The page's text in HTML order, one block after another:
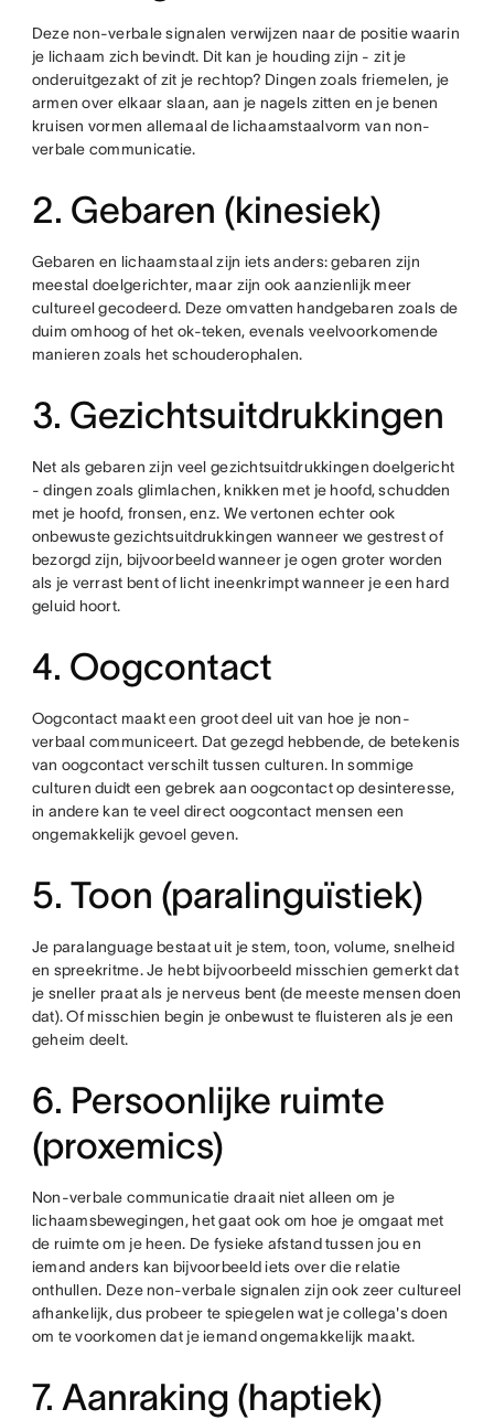
Deze non-verbale signalen verwijzen naar de positie waarin
je lichaam zich bevindt. Dit kan je houding zijn - zit je
onderuitgezakt of zit je rechtop? Dingen zoals friemelen, je
armen over elkaar slaan, aan je nagels zitten en je benen
kruisen vormen allemaal de lichaamstaalvorm van non-
verbale communicatie.
2. Gebaren (kinesiek)
Gebaren en lichaamstaal zijn iets anders: gebaren zijn
meestal doelgerichter, maar zijn ook aanzienlijk meer
cultureel gecodeerd. Deze omvatten handgebaren zoals de
duim omhoog of het ok-teken, evenals veelvoorkomende
manieren zoals het schouderophalen.
3. Gezichtsuitdrukkingen
Net als gebaren zijn veel gezichtsuitdrukkingen doelgericht
- dingen zoals glimlachen, knikken met je hoofd, schudden
met je hoofd, fronsen, enz. We vertonen echter ook
onbewuste gezichtsuitdrukkingen wanneer we gestrest of
bezorgd zijn, bijvoorbeeld wanneer je ogen groter worden
als je verrast bent of licht ineenkrimpt wanneer je een hard
geluid hoort.
4. Oogcontact
Oogcontact maakt een groot deel uit van hoe je non-
verbaal communiceert. Dat gezegd hebbende, de betekenis
van oogcontact verschilt tussen culturen. In sommige
culturen duidt een gebrek aan oogcontact op desinteresse,
in andere kan te veel direct oogcontact mensen een
ongemakkelijk gevoel geven.
5. Toon (paralinguïstiek)
Je paralanguage bestaat uit je stem, toon, volume, snelheid
en spreekritme. Je hebt bijvoorbeeld misschien gemerkt dat
je sneller praat als je nerveus bent (de meeste mensen doen
dat). Of misschien begin je onbewust te fluisteren als je een
geheim deelt.
6. Persoonlijke ruimte
(proxemics)
Non-verbale communicatie draait niet alleen om je
lichaamsbewegingen, het gaat ook om hoe je omgaat met
de ruimte om je heen. De fysieke afstand tussen jou en
iemand anders kan bijvoorbeeld iets over die relatie
onthullen. Deze non-verbale signalen zijn ook zeer cultureel
afhankelijk, dus probeer te spiegelen wat je collega's doen
om te voorkomen dat je iemand ongemakkelijk maakt.
7. Aanraking (haptiek)